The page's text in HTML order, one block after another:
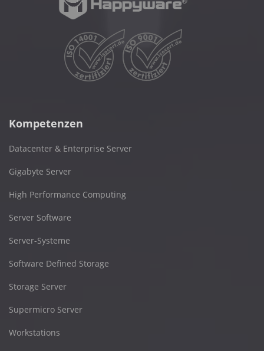
Kompetenzen
Datacenter & Enterprise Server
Gigabyte Server
High Performance Computing
Server Software
Server-Systeme
Software Defined Storage
Storage Server
Supermicro Server
Workstations